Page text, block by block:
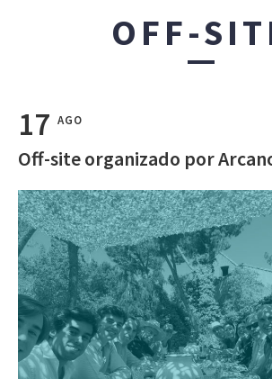
OFF-
17 AGO
Off-site organizado por